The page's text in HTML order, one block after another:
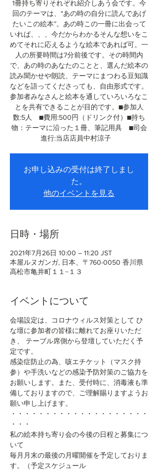
1冊持ち寄りそれぞれ紹介しあう会です。今
回のテーマは、"あの時の自分に読んであげ
たいこの絵本”。あの時この一冊に出会って
いれば、、、今だからわかるそんな想いをこ
めてそれに応えるような絵本であれば可。一
人の所要時間は7分前後です。その時間内
で、あの時のあなたのことと、選んだ絵本の
読み聞かせや朗読、テーマにまつわる豆知識
などを語ってくださっても、自由形式です。
参加者みなさんと絵本を通していろいろなこ
とを共有できることが目的です。■参加人
数:5人 ■費用:500円（ドリンク付）■持ち
物：テーマに沿った１冊、筆記用具 ■司会
進行:当店店員中村涼子
お申し込みの受付は終了しまし
た。
他のイベントを見る
日時・場所
2021年7月26日 10:00 – 11:20 JST
本屋ルヌガンガ, 日本、〒760-0050 香川県
高松市亀井町１１−１３
イベントについて
会場設定は、コロナウィルス対策として ひ
な壇に参加者の皆様に離れてお座りいただ
き、 テーブル席側から登壇していただく予
定です。
感染症防止の為、咳エチケット（マスク持
参）や手洗いなどの感染予防対策のご協力を
お願いします。また、受付時に、消毒液も準
備しておりますので、ご理解賜りますようお
願い申し上げます。
・・・・・・・・・・・・・・・・・・・・
・・・
私の絵本持ち寄り会の今後の日程と募集につ
いて
毎月月末の最後の月曜開催を予定しておりま
す。（予定スケジュール